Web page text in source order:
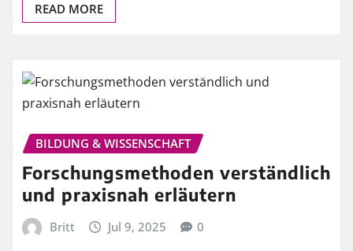
READ MORE
BILDUNG & WISSENSCHAFT
Forschungsmethoden verständlich
und praxisnah erläutern
Britt Jul 9, 2025 0